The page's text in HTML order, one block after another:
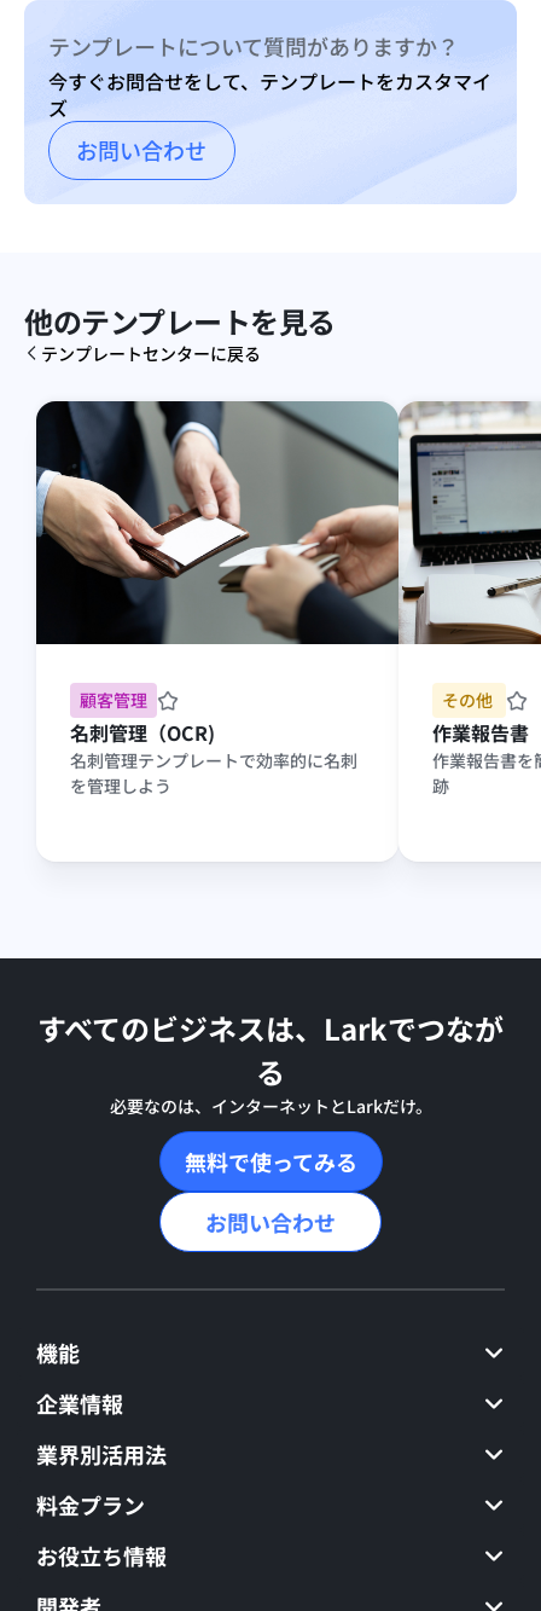
テンプレートについて質問がありますか？
今すぐお問合せをして、テンプレートをカスタマイ
ズ
お問い合わせ
他のテンプレートを見る
テンプレートセンターに戻る
顧客管理
名刺管理（OCR)
名刺管理テンプレートで効率的に名刺
を管理しよう
その他
作業報告書
作業報告書を
跡
すべてのビジネスは、Larkでつなが
る
必要なのは、インターネットとLarkだけ。
無料で使ってみる
お問い合わせ
機能
企業情報
業界別活用法
料金プラン
お役立ち情報